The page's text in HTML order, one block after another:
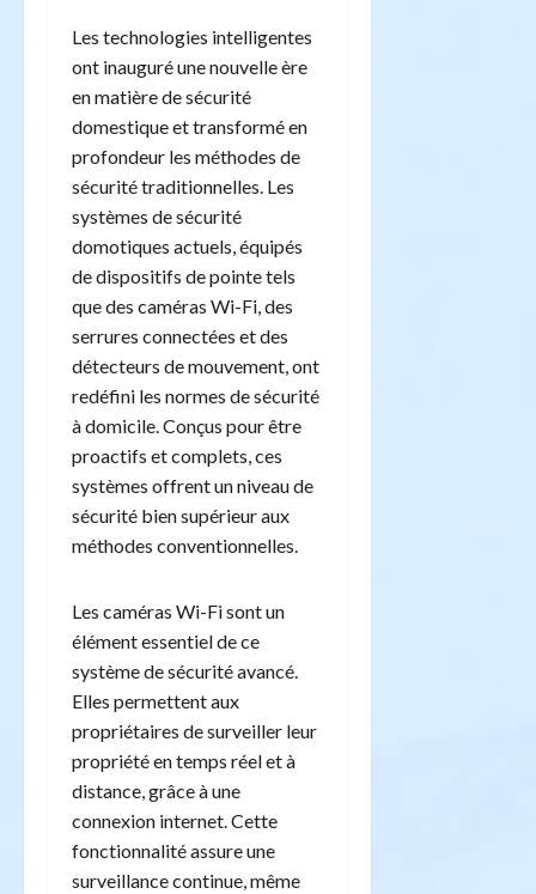
Les technologies intelligentes
ont inauguré une nouvelle ère
en matière de sécurité
domestique et transformé en
profondeur les méthodes de
sécurité traditionnelles. Les
systèmes de sécurité
domotiques actuels, équipés
de dispositifs de pointe tels
que des caméras Wi-Fi, des
serrures connectées et des
détecteurs de mouvement, ont
redéfini les normes de sécurité
à domicile. Conçus pour être
proactifs et complets, ces
systèmes offrent un niveau de
sécurité bien supérieur aux
méthodes conventionnelles.
Les caméras Wi-Fi sont un
élément essentiel de ce
système de sécurité avancé.
Elles permettent aux
propriétaires de surveiller leur
propriété en temps réel et à
distance, grâce à une
connexion internet. Cette
fonctionnalité assure une
surveillance continue, même